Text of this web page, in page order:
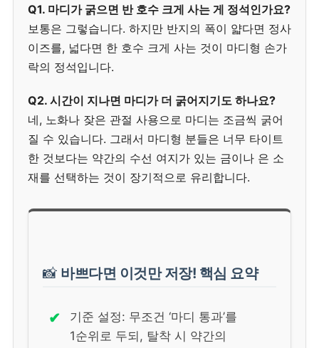
Q1. 마디가 굵으면 반 호수 크게 사는 게 정석인가요?
보통은 그렇습니다. 하지만 반지의 폭이 얇다면 정사
이즈를, 넓다면 한 호수 크게 사는 것이 마디형 손가
락의 정석입니다.
Q2. 시간이 지나면 마디가 더 굵어지기도 하나요?
네, 노화나 잦은 관절 사용으로 마디는 조금씩 굵어
질 수 있습니다. 그래서 마디형 분들은 너무 타이트
한 것보다는 약간의 수선 여지가 있는 금이나 은 소
재를 선택하는 것이 장기적으로 유리합니다.
📸 바쁘다면 이것만 저장! 핵심 요약
✔
기준 설정: 무조건 ‘마디 통과’를
1순위로 두되, 탈착 시 약간의